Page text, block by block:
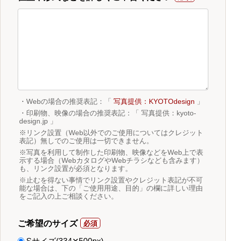
・Webの場合の推奨表記：「 写真提供：KYOTOdesign 」
・印刷物、映像の場合の推奨表記：「 写真提供：kyoto-
design.jp 」
※リンク設置（Web以外でのご使用についてはクレジット
表記）無しでのご使用は一切できません。
※写真を利用して制作した印刷物、映像などをWeb上で表
示する場合（WebカタログやWebチラシなども含みます）
も、リンク設置が必須となります。
※止むを得ない事情でリンク設置やクレジット表記が不可
能な場合は、下の「ご使用用途、目的」の欄に詳しい理由
をご記入の上ご相談ください。
ご希望のサイズ